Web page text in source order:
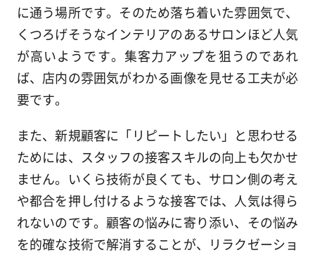
に通う場所です。そのため落ち着いた雰囲気で、
くつろげそうなインテリアのあるサロンほど人気
が高いようです。集客力アップを狙うのであれ
ば、店内の雰囲気がわかる画像を見せる工夫が必
要です。
また、新規顧客に「リピートしたい」と思わせる
ためには、スタッフの接客スキルの向上も欠かせ
ません。いくら技術が良くても、サロン側の考え
や都合を押し付けるような接客では、人気は得ら
れないのです。顧客の悩みに寄り添い、その悩み
を的確な技術で解消することが、リラクゼーショ